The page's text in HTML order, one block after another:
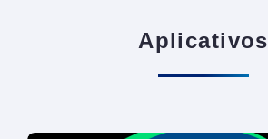
Aplicativos